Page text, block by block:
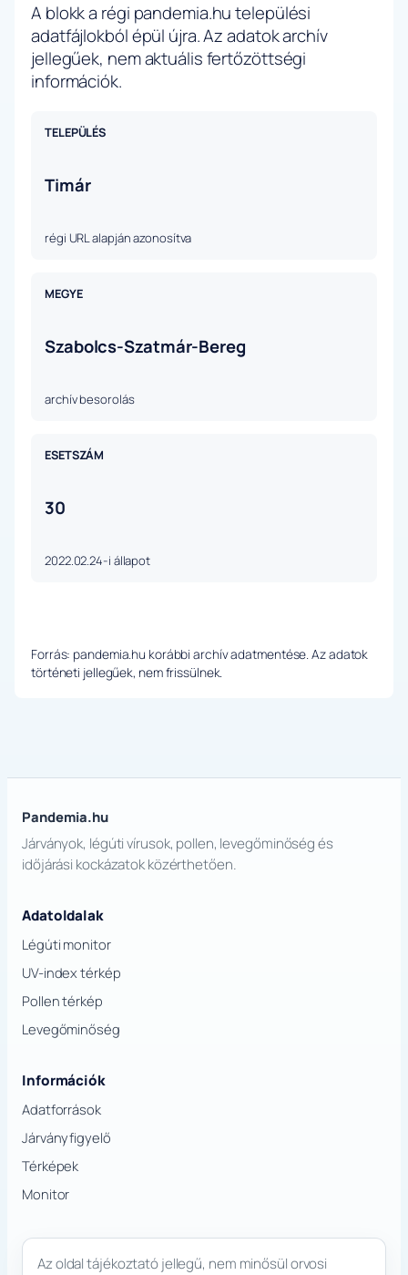
A blokk a régi pandemia.hu települési
adatfájlokból épül újra. Az adatok archív
jellegűek, nem aktuális fertőzöttségi
információk.
TELEPÜLÉS
Timár
régi URL alapján azonosítva
MEGYE
Szabolcs-Szatmár-Bereg
archív besorolás
ESETSZÁM
30
2022.02.24-i állapot
Forrás: pandemia.hu korábbi archív adatmentése. Az adatok
történeti jellegűek, nem frissülnek.
Pandemia.hu
Járványok, légúti vírusok, pollen, levegőminőség és
időjárási kockázatok közérthetően.
Adatoldalak
Légúti monitor
UV-index térkép
Pollen térkép
Levegőminőség
Információk
Adatforrások
Járványfigyelő
Térképek
Monitor
Az oldal tájékoztató jellegű, nem minősül orvosi